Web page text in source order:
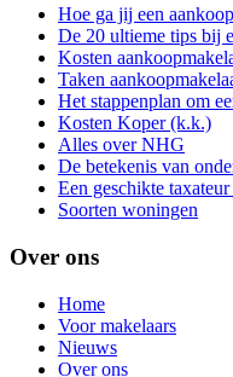
Hoe ga jij een
De 20 ultieme tips bij
Kosten
Taken
Het stappenplan om
Kosten Koper (k.k.)
Alles over NHG
De betekenis van
Een geschikte
Soorten woningen
Over ons
Home
Voor makelaars
Nieuws
Over ons